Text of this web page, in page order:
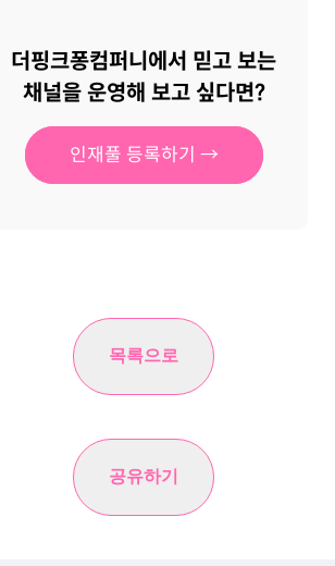
더핑크퐁컴퍼니에서 믿고 보는
채널을 운영해 보고 싶다면?
인재풀 등록하기 →
목록으로
공유하기